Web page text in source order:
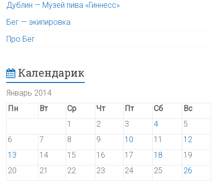
Дублин — Музей пива «Гиннесс»
Бег — экипировка
Про Бег
Календарик
Январь 2014
Пн
Вт Ср Чт Пт Сб
Вс
1
2 3 4
5
6
7 8 9 10 11
12
13
14 15 16 17 18
19
20
21 22 23 24 25
26